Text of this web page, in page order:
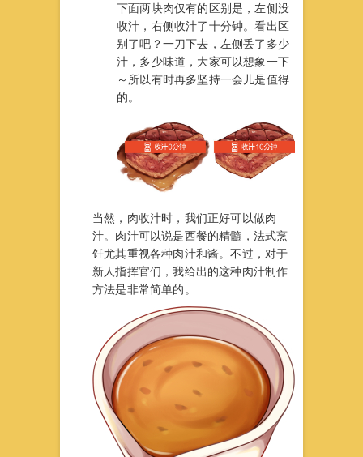
下面两块肉仅有的区别是，左侧没
收汁，右侧收汁了十分钟。看出区
别了吧？一刀下去，左侧丢了多少
汁，多少味道，大家可以想象一下
～所以有时再多坚持一会儿是值得
的。
当然，肉收汁时，我们正好可以做肉
汁。肉汁可以说是西餐的精髓，法式烹
饪尤其重视各种肉汁和酱。不过，对于
新人指挥官们，我给出的这种肉汁制作
方法是非常简单的。